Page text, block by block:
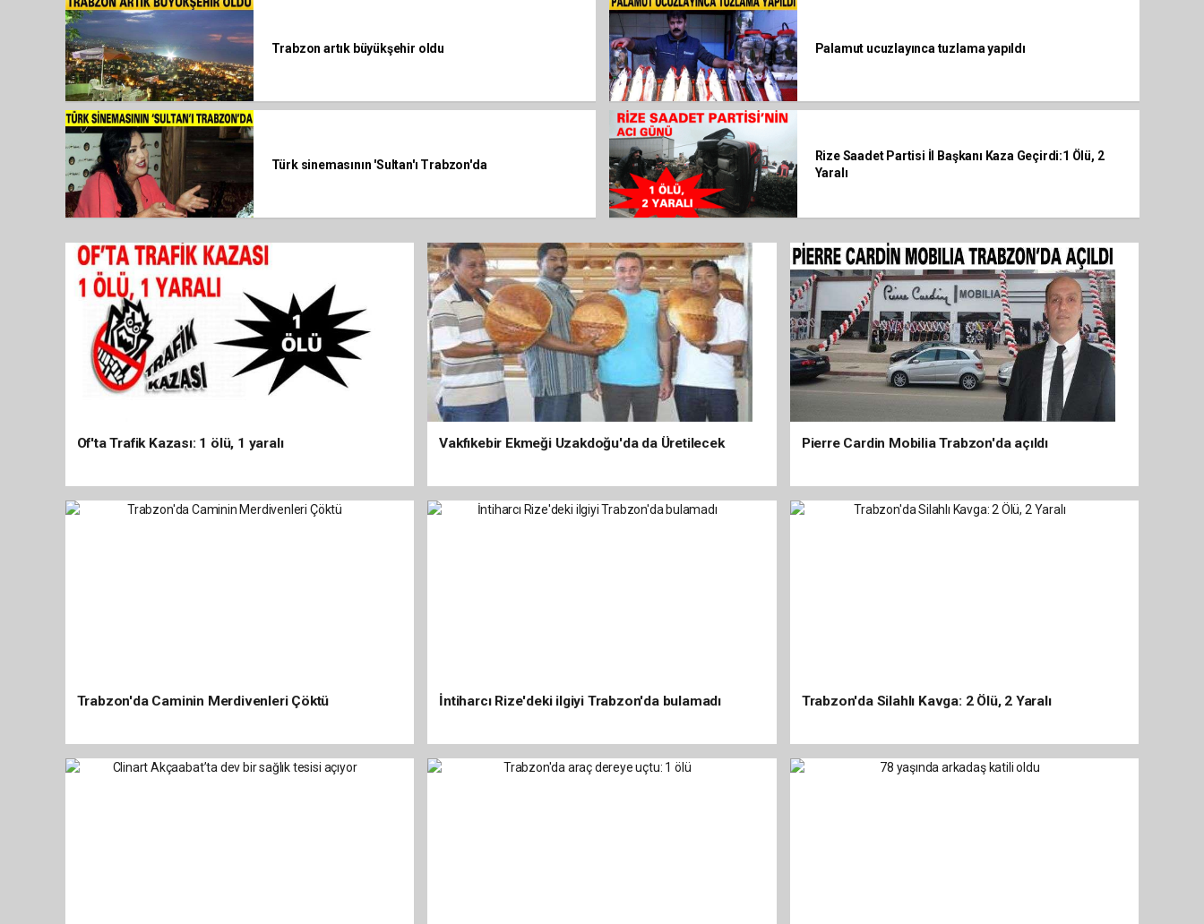
Trabzon artık büyükşehir oldu Palamut ucuzlayınca tuzlama yapıldı
Türk sinemasının 'Sultan'ı Trabzon'da
Rize Saadet Partisi İl Başkanı Kaza Geçirdi:1 Ölü, 2
Yaralı
Of'ta Trafik Kazası: 1 ölü, 1 yaralı Vakfıkebir Ekmeği Uzakdoğu'da da Üretilecek Pierre Cardin Mobilia Trabzon'da açıldı
Trabzon'da Caminin Merdivenleri Çöktü İntiharcı Rize'deki ilgiyi Trabzon'da bulamadı Trabzon'da Silahlı Kavga: 2 Ölü, 2 Yaralı